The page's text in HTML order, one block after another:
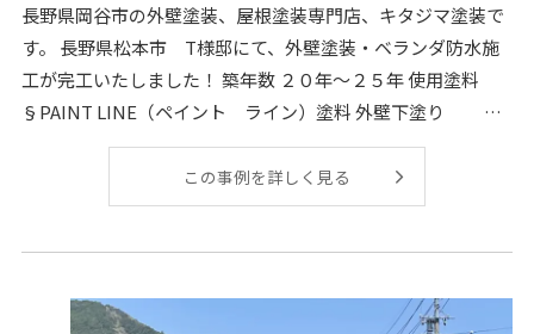
長野県岡谷市の外壁塗装、屋根塗装専門店、キタジマ塗装で
す。 長野県松本市 T様邸にて、外壁塗装・ベランダ防水施
工が完工いたしました！ 築年数 ２０年～２５年 使用塗料
§PAINT LINE（ペイント ライン）塗料 外壁下塗り PL
この事例を詳しく見る